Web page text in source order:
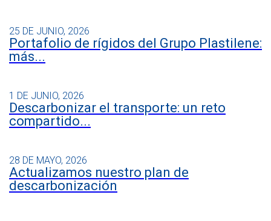
25 DE JUNIO, 2026
Portafolio de rígidos del Grupo Plastilene:
más...
1 DE JUNIO, 2026
Descarbonizar el transporte: un reto
compartido...
28 DE MAYO, 2026
Actualizamos nuestro plan de
descarbonización